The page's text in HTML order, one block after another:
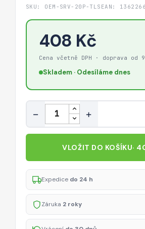
SKU: OEM-SRV-20P-TLS EAN:
408 Kč
Cena včetně DPH · doprava od
Skladem · Odesíláme dnes
Množství
− +
VLOŽIT DO KOŠÍKU·
Expedice do 24 h
Záruka 2 roky